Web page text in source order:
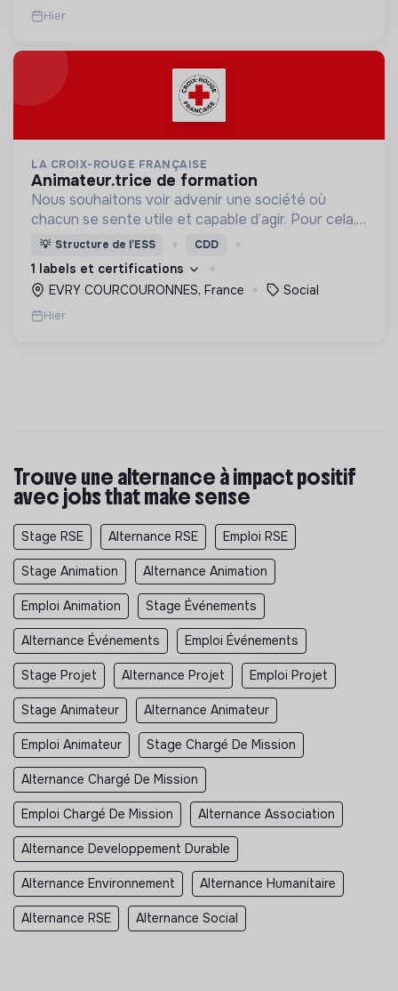
Hier
LA CROIX-ROUGE FRANÇAISE
animateur.trice de formation
Nous souhaitons voir advenir une société où
chacun se sente utile et capable d’agir. Pour cela,
nous proposons des moyens et des lieux
d’engagement innovants et adaptés à tous.
💡 Structure de l’ESS CDD
1 labels et certifications
EVRY COURCOURONNES, France
Social
Hier
Trouve une alternance à impact positif
avec jobs that make sense
Stage RSE Alternance RSE Emploi RSE
Stage Animation Alternance Animation
Emploi Animation Stage Événements
Alternance Événements Emploi Événements
Stage Projet Alternance Projet Emploi Projet
Stage Animateur Alternance Animateur
Emploi Animateur Stage Chargé De Mission
Alternance Chargé De Mission
Emploi Chargé De Mission Alternance Association
Alternance Developpement Durable
Alternance Environnement Alternance Humanitaire
Alternance RSE Alternance Social